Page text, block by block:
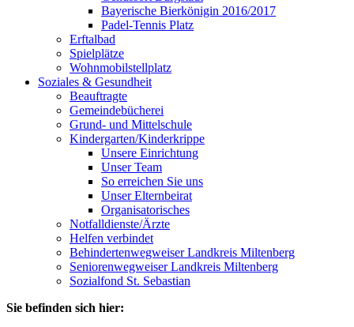
Bayerische Bierkönigin 2016/2017
Padel-Tennis Platz
Erftalbad
Spielplätze
Wohnmobilstellplatz
Soziales & Gesundheit
Beauftragte
Gemeindebücherei
Grund- und Mittelschule
Kindergarten/Kinderkrippe
Unsere Einrichtung
Unser Team
So erreichen Sie uns
Unser Elternbeirat
Organisatorisches
Notfalldienste/Ärzte
Helfen verbindet
Behindertenwegweiser Landkreis Miltenberg
Seniorenwegweiser Landkreis Miltenberg
Sozialfond St. Sebastian
Sie befinden sich hier: